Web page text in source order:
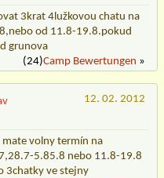
3krat 4lužkovou chatu na
od 11.8-19.8.pokud
grunova
(24)Camp Bewertungen »
12. 02. 2012
mate volny termín na
5.85.8 nebo 11.8-19.8
3chatky ve stejny